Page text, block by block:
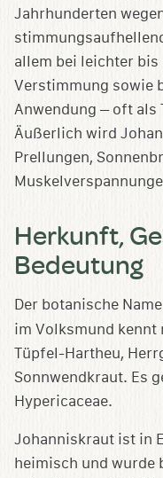
Jahrhunderten
allem bei leichter
Verstimmung sowie
Anwendung – oft als
Äußerlich wird
Prellungen,
Herkunft,
Bedeutung
Der botanische
im Volksmund kennt
Tüpfel-Hartheu,
Sonnwendkraut. Es
Hypericaceae.
Johanniskraut ist in
heimisch und wurde